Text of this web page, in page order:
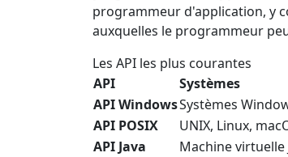
programmeur d'application, y
auxquelles le programmeur
Les API les plus courantes
API
Systèmes
API WindowsSystèmes
API POSIX
UNIX, Linux,
API Java
Machine virtuelle